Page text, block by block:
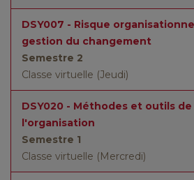
DSY007 - Risque
gestion du changement
Semestre 2
Classe virtuelle (Jeudi)
DSY020 - Méthodes et outils de
l'organisation
Semestre 1
Classe virtuelle (Mercredi)